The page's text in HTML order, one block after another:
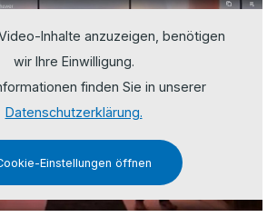
Inhalte anzuzeigen, benötigen
wir Ihre Einwilligung.
finden Sie in unserer
Datenschutzerklärung.
Einstellungen öffnen